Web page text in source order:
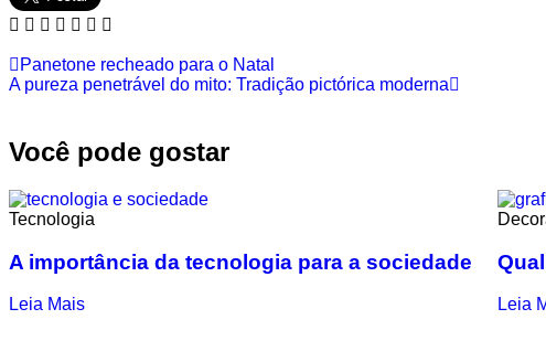
Panetone recheado para o Natal
A pureza penetrável do mito: Tradição pictórica moderna
Você pode gostar
Tecnologia
A importância da tecnologia para a sociedade
Leia Mais Leia